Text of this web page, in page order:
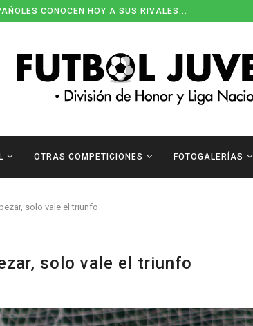
CONOCEN HOY A SUS RIVALES...
OTRAS COMPETICIONES FOTOGALERÍAS
solo vale el triunfo
solo vale el triunfo